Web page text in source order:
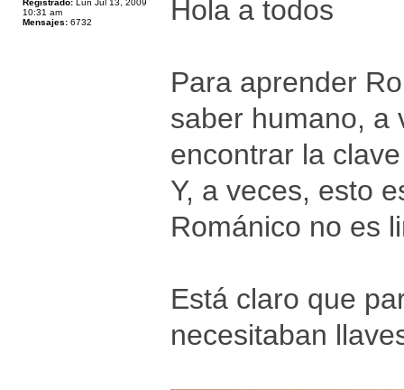
Registrado: Lun Jul 13, 2009
10:31 am
Mensajes: 6732 Hola a todos
Para aprender
saber humano, a
encontrar la
Y, a veces, esto
Románico no es
Está claro que
necesitaban